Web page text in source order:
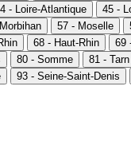
- Loire-Atlantique 45 -
57 - Moselle
68 - Haut-Rhin 69
80 - Somme 81 - Tarn
93 - Seine-Saint-Denis